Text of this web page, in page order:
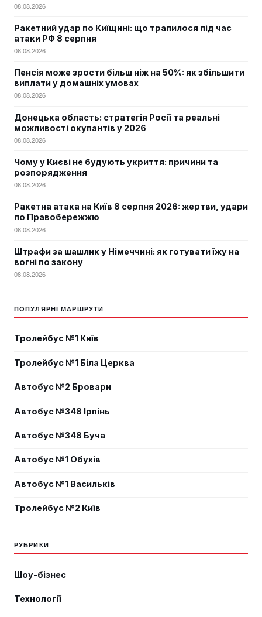
08.08.2026
Ракетний удар по Киїщині: що трапилося під час
атаки РФ 8 серпня
08.08.2026
Пенсія може зрости більш ніж на 50%: як збільшити
виплати у домашніх умовах
08.08.2026
Донецька область: стратегія Росії та реальні
можливості окупантів у 2026
08.08.2026
Чому у Києві не будують укриття: причини та
розпорядження
08.08.2026
Ракетна атака на Київ 8 серпня 2026: жертви, удари
по Правобережжю
08.08.2026
Штрафи за шашлик у Німеччині: як готувати їжу на
вогні по закону
08.08.2026
ПОПУЛЯРНІ МАРШРУТИ
Тролейбус №1 Київ
Тролейбус №1 Біла Церква
Автобус №2 Бровари
Автобус №348 Ірпінь
Автобус №348 Буча
Автобус №1 Обухів
Автобус №1 Васильків
Тролейбус №2 Київ
РУБРИКИ
Шоу-бізнес
Технології